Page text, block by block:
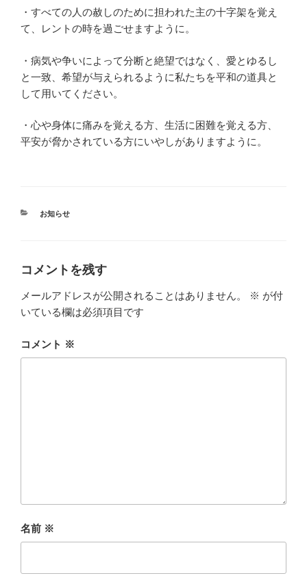
・すべての人の赦しのために担われた主の十字架を覚え
て、
レントの時を過ごせますように。
・病気や争いによって分断と絶望ではなく、 愛とゆるし
と一致、 希望が与えられるように私たちを平和の道具と
して用いてください。
・心や身体に痛みを覚える方、生活に困難を覚える方、
平安が脅かされている方にいやしがありますように。
カ
お知らせ
コメントを残す
メールアドレスが公開されることはありません。 ※ が付
いている欄は必須項目です
コメント ※
名前 ※